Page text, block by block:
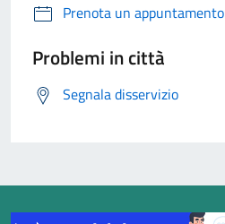
Prenota un appuntamento
Problemi in città
Segnala disservizio